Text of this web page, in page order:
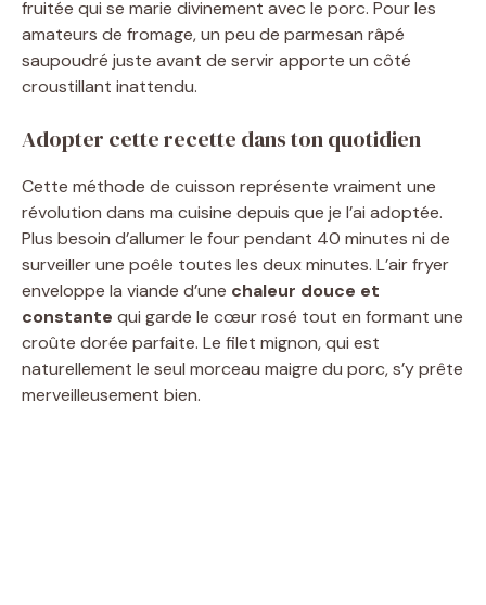
fruitée qui se marie divinement avec le porc. Pour les
amateurs de fromage, un peu de parmesan râpé
saupoudré juste avant de servir apporte un côté
croustillant inattendu.
Adopter cette recette dans ton quotidien
Cette méthode de cuisson représente vraiment une
révolution dans ma cuisine depuis que je l’ai adoptée.
Plus besoin d’allumer le four pendant 40 minutes ni de
surveiller une poêle toutes les deux minutes. L’air fryer
enveloppe la viande d’une chaleur douce et
constante qui garde le cœur rosé tout en formant une
croûte dorée parfaite. Le filet mignon, qui est
naturellement le seul morceau maigre du porc, s’y prête
merveilleusement bien.